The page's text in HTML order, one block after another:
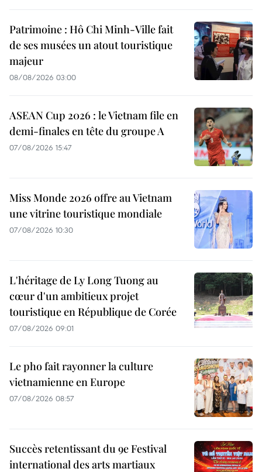
Patrimoine : Hô Chi Minh-Ville fait
de ses musées un atout touristique
majeur
08/08/2026 03:00
ASEAN Cup 2026 : le Vietnam file en
demi-finales en tête du groupe A
07/08/2026 15:47
Miss Monde 2026 offre au Vietnam
une vitrine touristique mondiale
07/08/2026 10:30
L'héritage de Ly Long Tuong au
cœur d'un ambitieux projet
touristique en République de Corée
07/08/2026 09:01
Le pho fait rayonner la culture
vietnamienne en Europe
07/08/2026 08:57
Succès retentissant du 9e Festival
international des arts martiaux